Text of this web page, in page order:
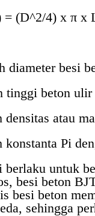
= (D^2/4) x π x
diameter besi
tinggi beton
densitas atau
konstanta Pi
berlaku untuk
besi beton
besi beton
sehingga